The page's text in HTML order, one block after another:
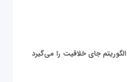
جای خلاقیت را می‌گیرد